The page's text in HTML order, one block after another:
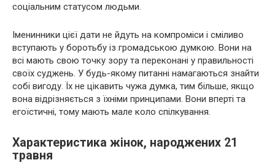
соціальним статусом людьми.
Іменинники цієї дати не йдуть на компроміси і сміливо
вступають у боротьбу із громадською думкою. Вони на
всі мають свою точку зору та переконані у правильності
своїх суджень. У будь-якому питанні намагаються знайти
собі вигоду. Їх не цікавить чужа думка, тим більше, якщо
вона відрізняється з їхніми принципами. Вони вперті та
егоїстичні, тому мають мале коло спілкування.
Характеристика жінок, народжених 21
травня